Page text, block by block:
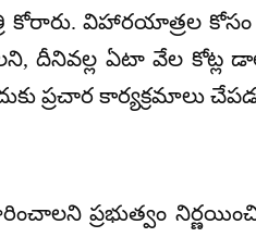
విహారయాత్రల కోసం
దీనివల్ల ఏటా వేల కోట్ల
ప్రచార కార్యక్రమాలు
ప్రభుత్వం